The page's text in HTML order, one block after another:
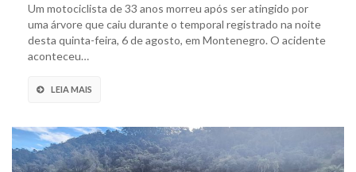
Um motociclista de 33 anos morreu após ser atingido por
uma árvore que caiu durante o temporal registrado na noite
desta quinta-feira, 6 de agosto, em Montenegro. O acidente
aconteceu…
LEIA MAIS